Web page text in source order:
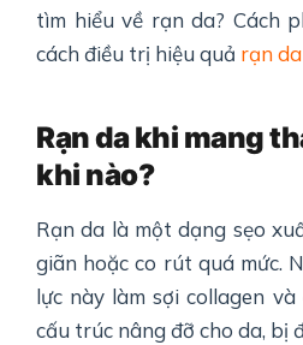
tìm hiểu về rạn da? Cách
cách điều trị hiệu quả rạn
Rạn da khi mang
khi nào?
Rạn da là một dạng sẹo
giãn hoặc co rút quá mức.
lực này làm sợi collagen
cấu trúc nâng đỡ cho da, bị